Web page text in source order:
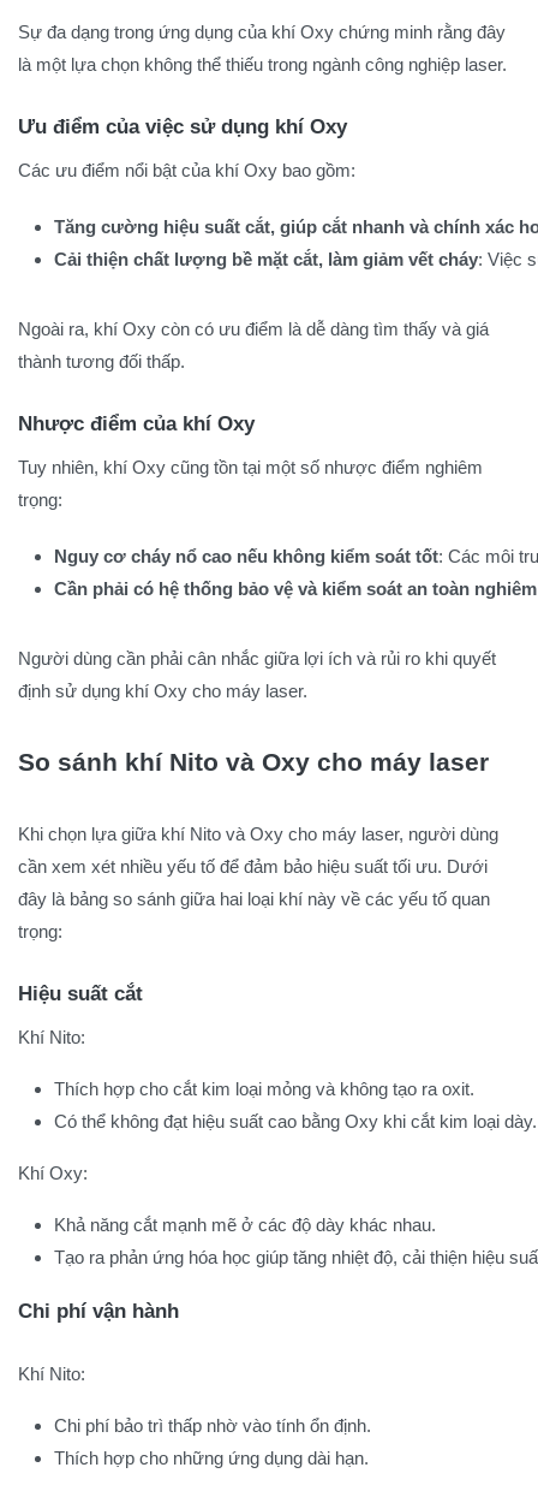
Sự đa dạng trong ứng dụng của khí Oxy chứng minh rằng đây
là một lựa chọn không thể thiếu trong ngành công nghiệp laser.
Ưu điểm của việc sử dụng khí Oxy
Các ưu điểm nổi bật của khí Oxy bao gồm:
Tăng cường hiệu suất cắt, giúp cắt nhanh và chính xác
Cải thiện chất lượng bề mặt cắt, làm giảm vết cháy: Việc
Ngoài ra, khí Oxy còn có ưu điểm là dễ dàng tìm thấy và giá
thành tương đối thấp.
Nhược điểm của khí Oxy
Tuy nhiên, khí Oxy cũng tồn tại một số nhược điểm nghiêm
trọng:
Nguy cơ cháy nổ cao nếu không kiểm soát tốt: Các môi
Cần phải có hệ thống bảo vệ và kiểm soát an toàn
Người dùng cần phải cân nhắc giữa lợi ích và rủi ro khi quyết
định sử dụng khí Oxy cho máy laser.
So sánh khí Nito và Oxy cho máy laser
Khi chọn lựa giữa khí Nito và Oxy cho máy laser, người dùng
cần xem xét nhiều yếu tố để đảm bảo hiệu suất tối ưu. Dưới
đây là bảng so sánh giữa hai loại khí này về các yếu tố quan
trọng:
Hiệu suất cắt
Khí Nito:
Thích hợp cho cắt kim loại mỏng và không tạo ra oxit.
Có thể không đạt hiệu suất cao bằng Oxy khi cắt kim loại dày.
Khí Oxy:
Khả năng cắt mạnh mẽ ở các độ dày khác nhau.
Tạo ra phản ứng hóa học giúp tăng nhiệt độ, cải thiện hiệu
Chi phí vận hành
Khí Nito:
Chi phí bảo trì thấp nhờ vào tính ổn định.
Thích hợp cho những ứng dụng dài hạn.